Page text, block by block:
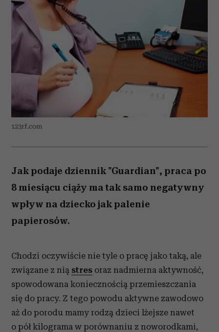
123rf.com
Jak podaje dziennik "Guardian", praca po
8 miesiącu ciąży ma tak samo negatywny
wpływ na dziecko jak palenie
papierosów.
Chodzi oczywiście nie tyle o pracę jako taką, ale
związane z nią stres oraz nadmierna aktywność,
spowodowana koniecznością przemieszczania
się do pracy. Z tego powodu aktywne zawodowo
aż do porodu mamy rodzą dzieci lżejsze nawet
o pół kilograma w porównaniu z noworodkami,